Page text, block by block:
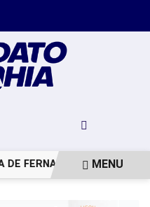
DE FERNANDO HADDAD AO
MENU